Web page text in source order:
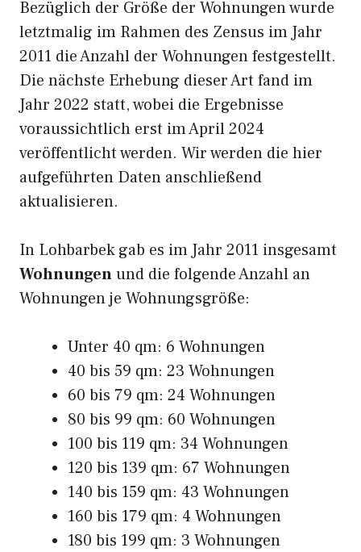
Bezüglich der Größe der Wohnungen wurde
letztmalig im Rahmen des Zensus im Jahr
2011 die Anzahl der Wohnungen festgestellt.
Die nächste Erhebung dieser Art fand im
Jahr 2022 statt, wobei die Ergebnisse
voraussichtlich erst im April 2024
veröffentlicht werden. Wir werden die hier
aufgeführten Daten anschließend
aktualisieren.
In Lohbarbek gab es im Jahr 2011 insgesamt
Wohnungenund die folgende Anzahl an
Wohnungen je Wohnungsgröße:
Unter 40 qm: 6 Wohnungen
40 bis 59 qm: 23 Wohnungen
60 bis 79 qm: 24 Wohnungen
80 bis 99 qm: 60 Wohnungen
100 bis 119 qm: 34 Wohnungen
120 bis 139 qm: 67 Wohnungen
140 bis 159 qm: 43 Wohnungen
160 bis 179 qm: 4 Wohnungen
180 bis 199 qm: 3 Wohnungen